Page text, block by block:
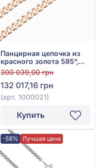
Панцирная цепочка из
красного золота 585°,
без вставки, арт. 1000021
300 039,00 грн
132 017,16 грн
(арт. 1000021)
Купить
-58% Лучшая цена